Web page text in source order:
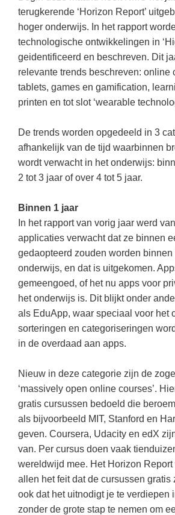
Digitaal onderwijs
Cito toets
Eindexamens
NIEUWSARCHIEF
Augustus 2026
Juli 2026
April 2026
Lespakket ‘Circulaire
verpakking tot nieuwe
Gastles Zeebenen in de klas
Cursus Leer het heelal
Van verdunningscalculator tot
practicumvoorbereiding: gratis
DGM in de klas
Techniek(28)
Open vacature
Engels(24)
Duits(21)
Lichamelijke opvoeding(19)
Economie(17)
VACATURES PER PLAATS
Rotterdam
Almere(49)
Utrecht
Den Haag(40)
Dordrecht
Zoetermeer(18)
Eindhoven(17)
Alkmaar(16)
Haarlem(16)
Kerst kleurplaten
PUZZELS
Woordpuzzels
Kruiswoordpuzzels
LEUK IN DE KLAS
Rebussen
Biologie
Burgerschap
Duits
Economie
Engels
Filosofie
Frans
Handelswetenschappen
Informatica
Klassieke Talen
Letterkunde
Levensbeschouwing
Maatschappijleer
Muziek
Natuurkunde
Nederlands
Rekenen / Wiskunde
Scheikunde
Sociale vaardigheden
Boek: Kleine werelden van
Leren met klassieke muziek
Lasermachine voor het
Lasergraaf
Onderwijs opleidingen
Ontdek Memo voor de
Maak uw leerlingen mediawijs!
Rekentuin: altijd en overal
Taalzee: adaptief oefenen en
Theater als middel voor het
sociale vaardigheden
Lesmateriaal gebaseerd op
(hersen)onderzoek
Meesterbaan
LEERMETHODEN
Examentraining
Frans
Geschiedenis
Media
Nederlands
Rekenen
Sociale vaardigheden
terugkerende ‘Horizon Report’
hoger onderwijs. In het rapport
technologische ontwikkelingen in
geidentificeerd en beschreven. Dit
relevante trends beschreven: online
tablets, games en gamification,
printen en tot slot ‘wearable
De trends worden opgedeeld in 3
afhankelijk van de tijd waarbinnen
wordt verwacht in het onderwijs:
2 tot 3 jaar of over 4 tot 5 jaar.
Binnen 1 jaar
In het rapport van vorig jaar werd
applicaties verwacht dat ze binnen
gedaopteerd zouden worden binnen
onderwijs, en dat is uitgekomen.
gemeengoed, of het nu apps voor
het onderwijs is. Dit blijkt onder
als EduApp, waar speciaal voor het
sorteringen en categoriseringen
in de overdaad aan apps.
Nieuw in deze categorie zijn de
‘massively open online courses’.
gratis cursussen bedoeld die
als bijvoorbeeld MIT, Stanford en
geven. Coursera, Udacity en edX
van. Per cursus doen vaak
wereldwijd mee. Het Horizon
allen het feit dat de cursussen gratis
ook dat het uitnodigt je te verdiepen
zonder de grote stap te nemen om